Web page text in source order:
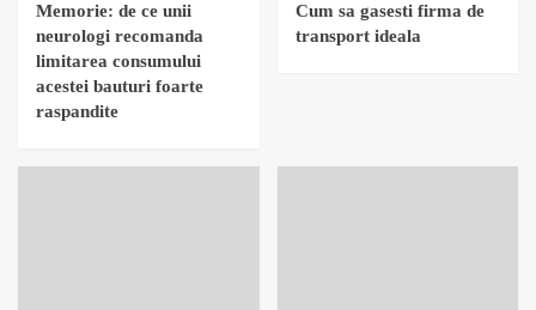
Memorie: de ce unii
neurologi recomanda
limitarea consumului
acestei bauturi foarte
raspandite
Cum sa gasesti firma de
transport ideala